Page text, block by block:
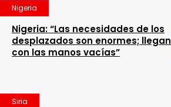
Nigeria
Nigeria: “Las necesidades de los
desplazados son enormes; llegan
con las manos vacías”
Siria